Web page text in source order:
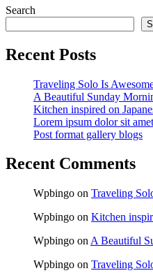
Search
Recent Posts
Traveling Solo Is
A Beautiful Sunday
Kitchen inspired on
Lorem ipsum dolor sit
Post format gallery blogs
Recent Comments
Wpbingo on Traveling
Wpbingo on Kitchen
Wpbingo on A Beautiful
Wpbingo on Traveling